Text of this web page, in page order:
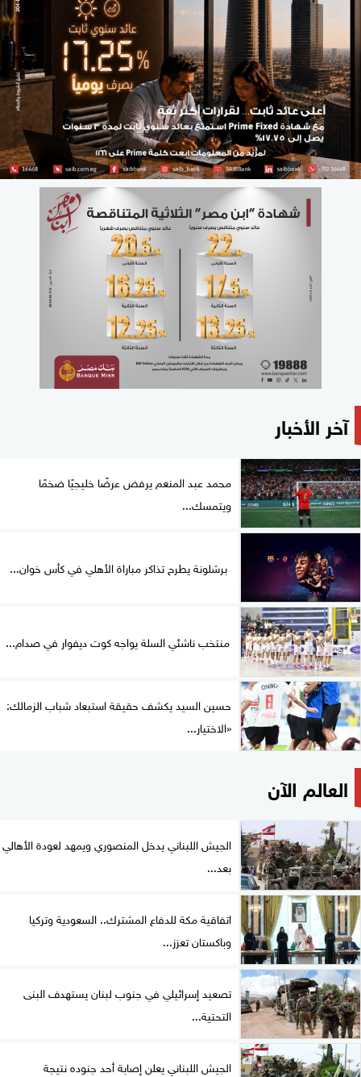
آخر الأخبار
محمد عبد المنعم يرفض عرضًا خليجيًا ضخمًا
ويتمسك...
برشلونة يطرح تذاكر مباراة الأهلي في كأس خوان...
منتخب ناشئي السلة يواجه كوت ديفوار في صدام...
حسين السيد يكشف حقيقة استبعاد شباب الزمالك:
«الاختيار...
العالم الآن
الجيش اللبناني يدخل المنصوري ويمهد لعودة الأهالي
بعد...
اتفاقية مكة للدفاع المشترك.. السعودية وتركيا
وباكستان تعزز...
تصعيد إسرائيلي في جنوب لبنان يستهدف البنى
التحتية...
الجيش اللبناني يعلن إصابة أحد جنوده نتيجة